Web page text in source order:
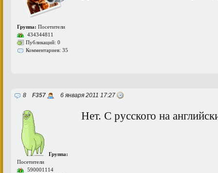
Группа: Посетители
434344811
Публикаций: 0
Комментариев: 35
8 F357 6 января 2011 17:27
Группа:
Посетители
590001114
Нет. С русского на